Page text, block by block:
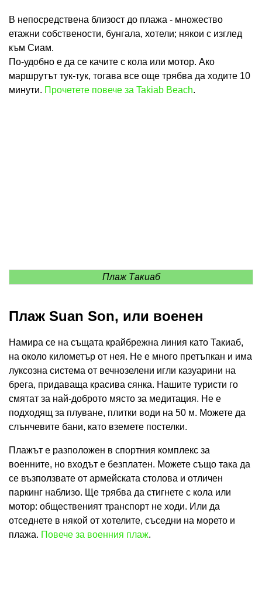
В непосредствена близост до плажа - множество
етажни собствености, бунгала, хотели; някои с изглед
към Сиам.
По-удобно е да се качите с кола или мотор. Ако
маршрутът тук-тук, тогава все още трябва да ходите 10
минути. Прочетете повече за Takiab Beach.
Плаж Такиаб
Плаж Suan Son, или военен
Намира се на същата крайбрежна линия като Такиаб,
на около километър от нея. Не е много претъпкан и има
луксозна система от вечнозелени игли казуарини на
брега, придаваща красива сянка. Нашите туристи го
смятат за най-доброто място за медитация. Не е
подходящ за плуване, плитки води на 50 м. Можете да
слънчевите бани, като вземете постелки.
Плажът е разположен в спортния комплекс за
военните, но входът е безплатен. Можете също така да
се възползвате от армейската столова и отличен
паркинг наблизо. Ще трябва да стигнете с кола или
мотор: общественият транспорт не ходи. Или да
отседнете в някой от хотелите, съседни на морето и
плажа. Повече за военния плаж.